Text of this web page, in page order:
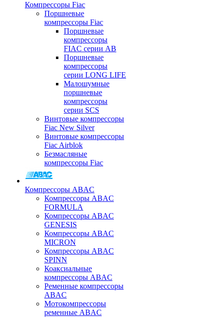
Компрессоры Fiac
Поршневые
компрессоры Fiac
Поршневые
компрессоры
FIAC серии AB
Поршневые
компрессоры
серии LONG LIFE
Малошумные
поршневые
компрессоры
серии SCS
Винтовые компрессоры
Fiac New Silver
Винтовые компрессоры
Fiac Airblok
Безмасляные
компрессоры Fiac
Компрессоры ABAC
Компрессоры ABAC
FORMULA
Компрессоры ABAC
GENESIS
Компрессоры ABAC
MICRON
Компрессоры ABAC
SPINN
Коаксиальные
компрессоры ABAC
Ременные компрессоры
ABAC
Мотокомпрессоры
ременные ABAC